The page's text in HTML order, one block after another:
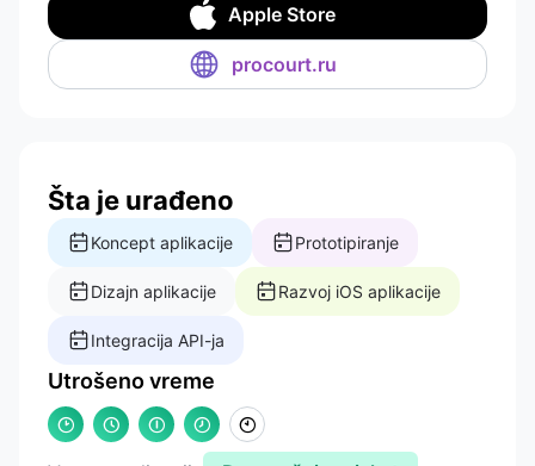
Apple Store
procourt.ru
Šta je urađeno
Koncept aplikacije Prototipiranje
Dizajn aplikacije Razvoj iOS aplikacije
Integracija API-ja
Utrošeno vreme